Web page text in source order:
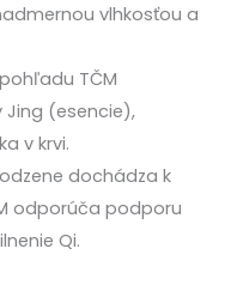
vlhkosťou a
TČM
Jing (esencie),
v krvi.
dochádza k
odporúča podporu
Qi.